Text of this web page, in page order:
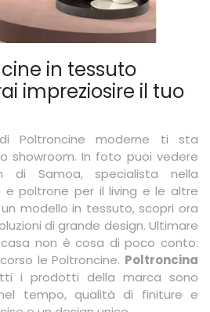
in tessuto
impreziosire il tuo
Poltroncine moderne ti sta
showroom. In foto puoi vedere
di Samoa, specialista nella
e poltrone per il living e le altre
modello in tessuto, scopri ora
di grande design. Ultimare
non è cosa di poco conto:
le Poltroncine. Poltroncina
i prodotti della marca sono
tempo, qualità di finiture e